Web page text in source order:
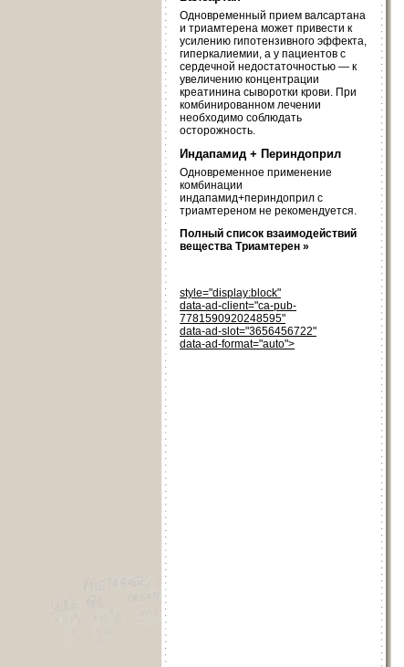
Одновременный прием валсартана
и триамтерена может привести к
усилению гипотензивного эффекта,
гиперкалиемии, а у пациентов с
сердечной недостаточностью — к
увеличению концентрации
креатинина сыворотки крови. При
комбинированном лечении
необходимо соблюдать
осторожность.
Индапамид + Периндоприл
Одновременное применение
комбинации
индапамид+периндоприл с
триамтереном не рекомендуется.
Полный список взаимодействий
вещества Триамтерен »
style="display:block"
data-ad-client="ca-pub-
7781590920248595"
data-ad-slot="3656456722"
data-ad-format="auto">